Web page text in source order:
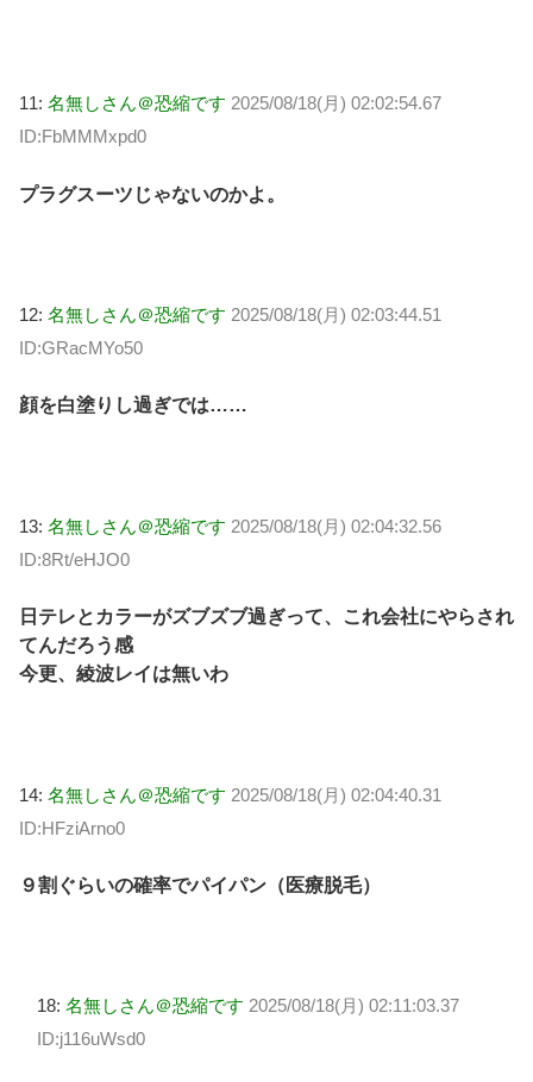
11: 名無しさん＠恐縮です 2025/08/18(月) 02:02:54.67
ID:FbMMMxpd0
プラグスーツじゃないのかよ。
12: 名無しさん＠恐縮です 2025/08/18(月) 02:03:44.51
ID:GRacMYo50
顔を白塗りし過ぎでは……
13: 名無しさん＠恐縮です 2025/08/18(月) 02:04:32.56
ID:8Rt/eHJO0
日テレとカラーがズブズブ過ぎって、これ会社にやらされ
てんだろう感
今更、綾波レイは無いわ
14: 名無しさん＠恐縮です 2025/08/18(月) 02:04:40.31
ID:HFziArno0
９割ぐらいの確率でパイパン（医療脱毛）
18: 名無しさん＠恐縮です 2025/08/18(月) 02:11:03.37
ID:j116uWsd0